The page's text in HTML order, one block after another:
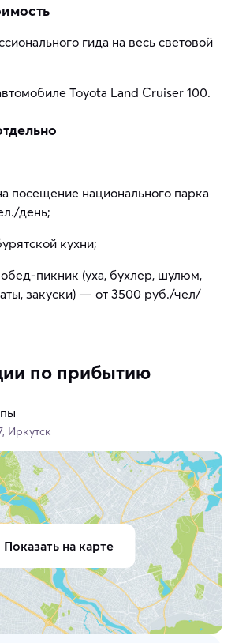
гида на весь световой
Toyota Land Cruiser 100.
посещение национального парка
день;
кухни;
пикник (уха, бухлер, шулюм,
закуски) — от 3500 руб./чел/
по прибытию
Иркутск
Показать на карте